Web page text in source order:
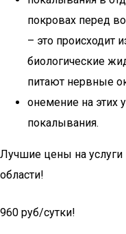
покровах перед
– это происходит
биологические
питают нервные
онемение на этих
покалывания.
Лучшие цены на
области!
960 руб/сутки!